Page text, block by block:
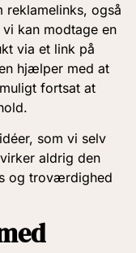
reklamelinks, også
kan modtage en
via et link på
hjælper med at
fortsat at
som vi selv
aldrig den
og troværdighed